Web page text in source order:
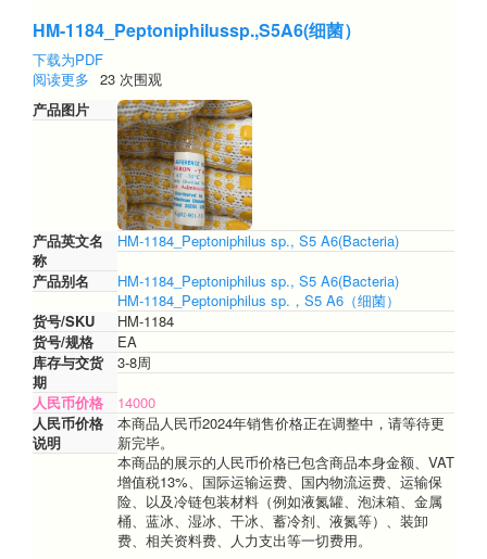
HM-1184_Peptoniphilussp.,S5A6(细菌）
下载为PDF
阅读更多 关
HM-
1184_Peptoniphilussp.,S5A6(细
23 次围观
产品图片
产品英文名
称
HM-1184_Peptoniphilus sp., S5 A6(Bacteria)
产品别名
HM-1184_Peptoniphilus sp., S5 A6(Bacteria)
HM-1184_Peptoniphilus sp.，S5 A6（细菌）
货号/SKU
HM-1184
货号/规格
EA
库存与交货
期
3-8周
人民币价格
14000
人民币价格
说明
本商品人民币2024年销售价格正在调整中，请等待更
新完毕。
本商品的展示的人民币价格已包含商品本身金额、VAT
增值税13%、国际运输运费、国内物流运费、运输保
险、以及冷链包装材料（例如液氮罐、泡沫箱、金属
桶、蓝冰、湿冰、干冰、蓄冷剂、液氮等）、装卸
费、相关资料费、人力支出等一切费用。